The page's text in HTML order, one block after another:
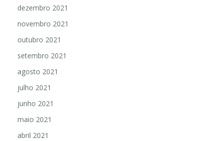
dezembro 2021
novembro 2021
outubro 2021
setembro 2021
agosto 2021
julho 2021
junho 2021
maio 2021
abril 2021